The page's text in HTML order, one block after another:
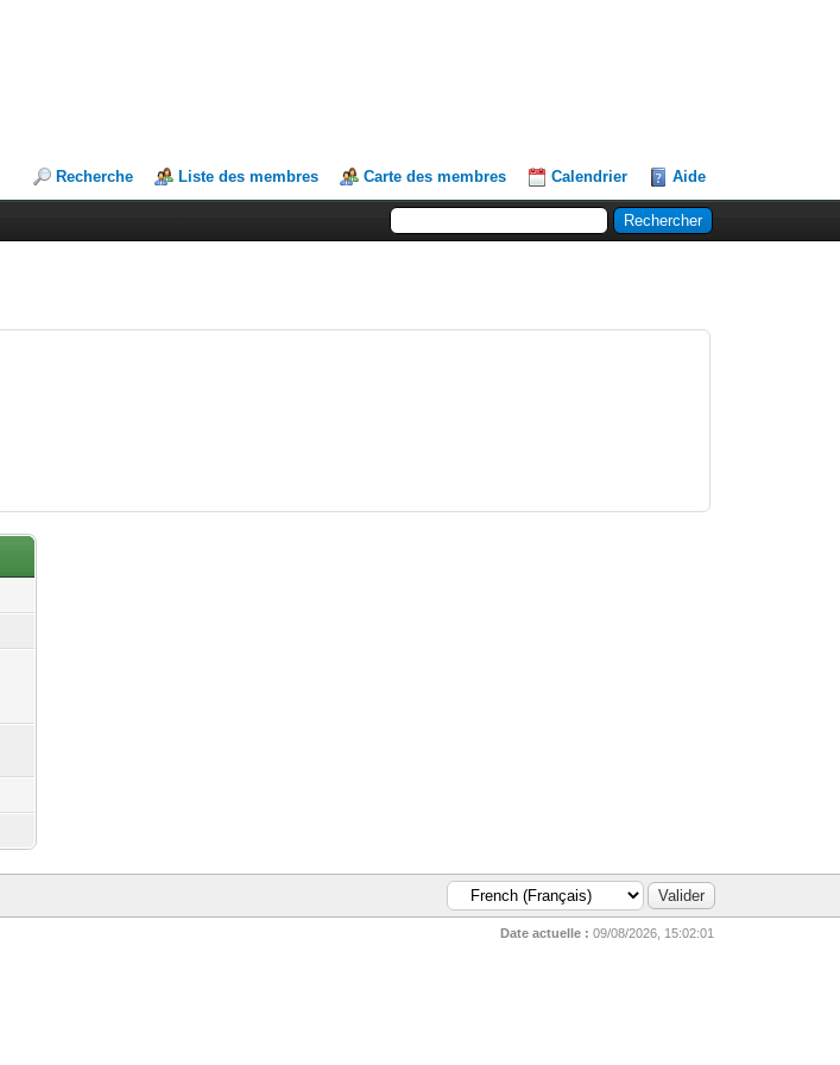
Recherche Liste des membres Carte des membres Calendrier Aide
Date actuelle : 09/08/2026, 15:02:01